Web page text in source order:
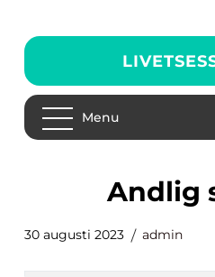
Menu
andlig
30 augusti 2023 admin